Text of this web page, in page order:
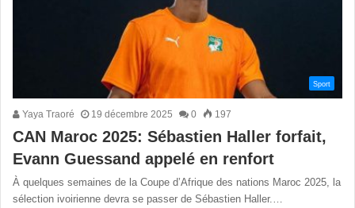
Sport
Yaya Traoré 19 décembre 2025 0 197
CAN Maroc 2025: Sébastien Haller forfait,
Evann Guessand appelé en renfort
À quelques semaines de la Coupe d’Afrique des nations Maroc 2025, la
sélection ivoirienne devra se passer de Sébastien Haller.…